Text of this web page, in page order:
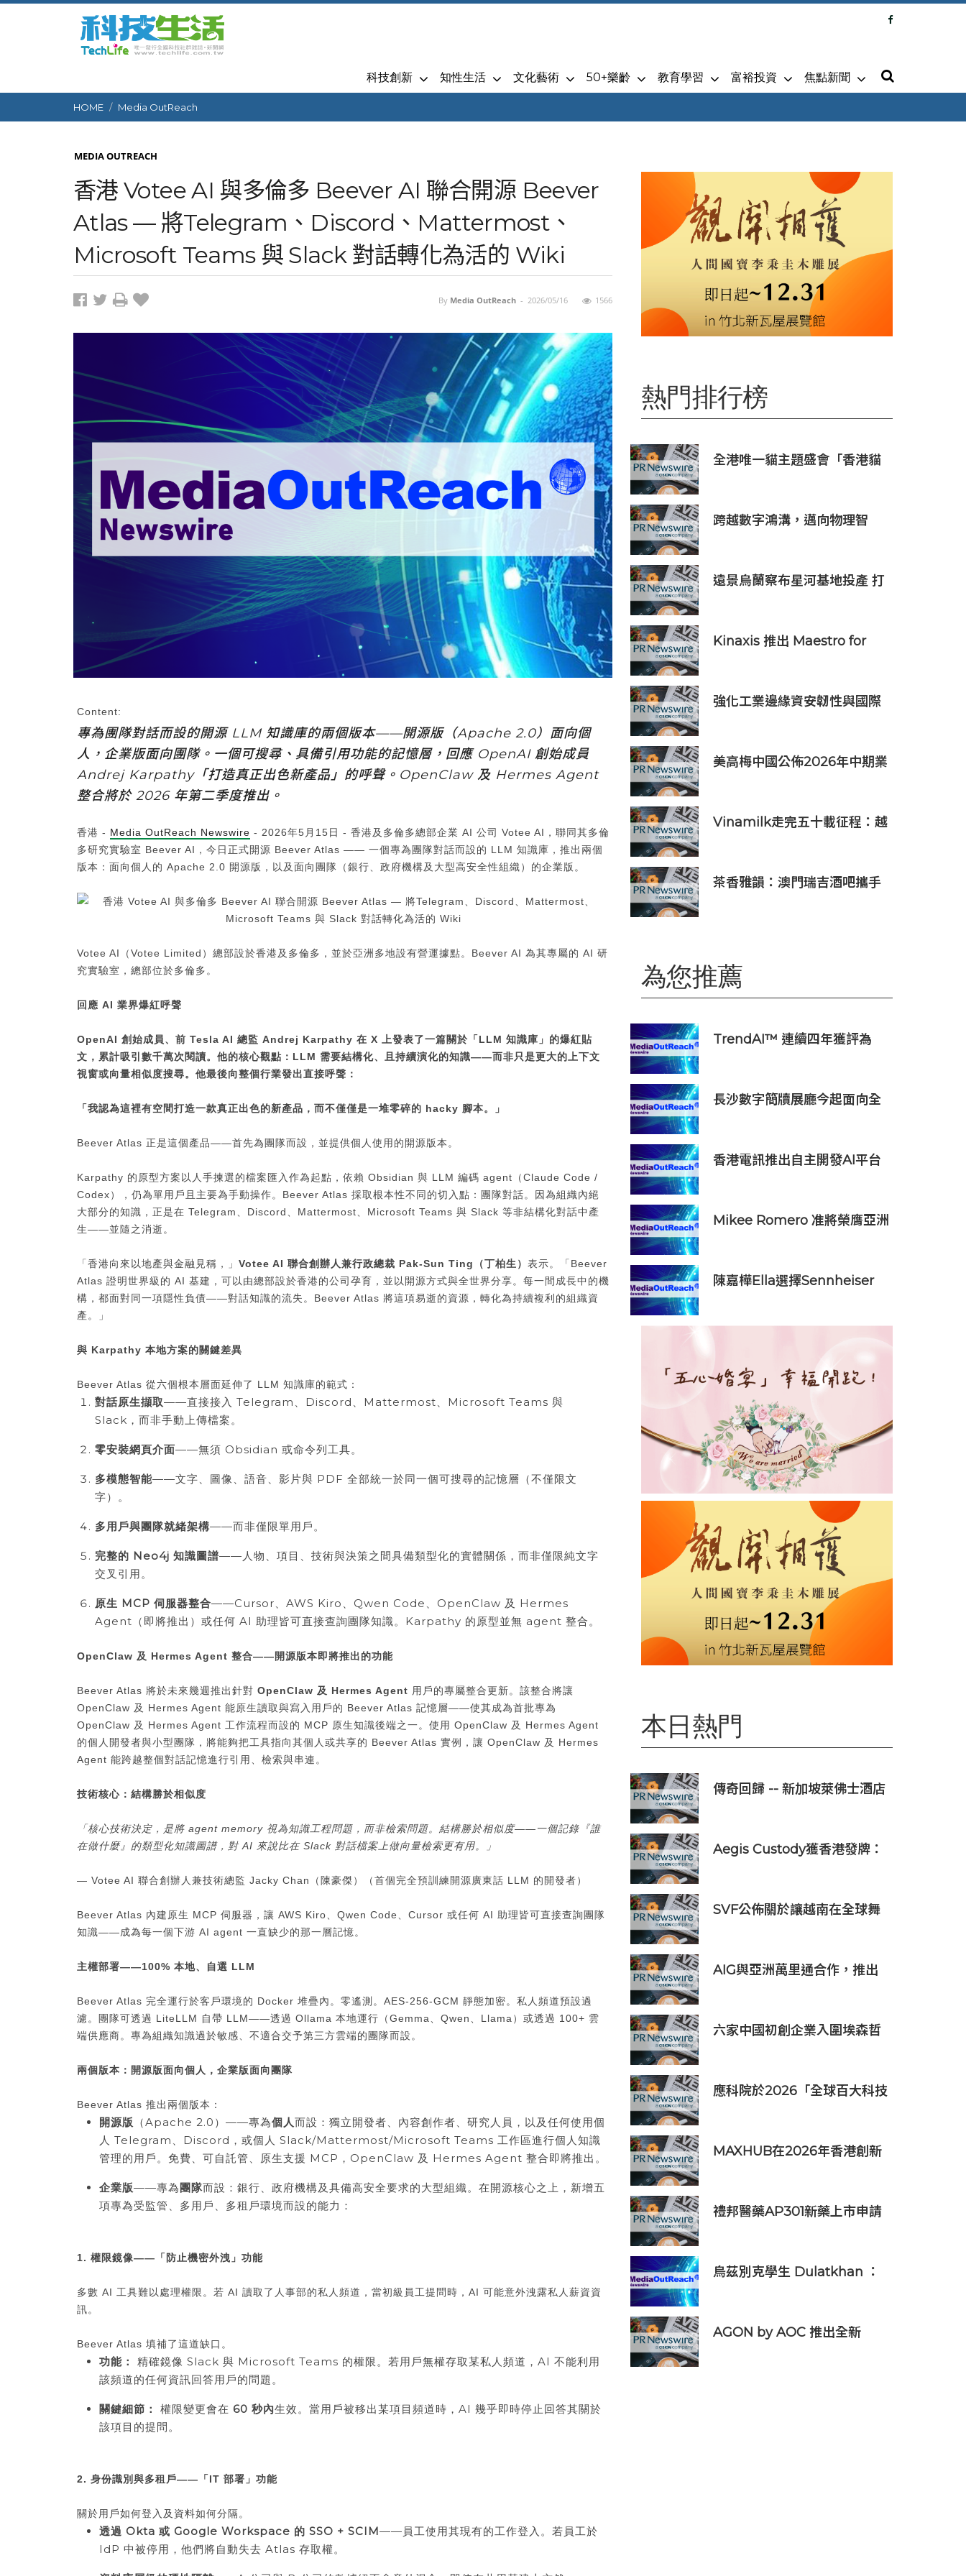
科技創新 知性生活 文化藝術 50+樂齡 教育學習 富裕投資 焦點新聞
HOME Media OutReach
MEDIA OUTREACH
香港 Votee AI 與多倫多 Beever AI 聯合開源 Beever
Atlas — 將Telegram、Discord、Mattermost、
Microsoft Teams 與 Slack 對話轉化為活的 Wiki
By Media OutReach - 2026/05/16 1566
Content:
專為團隊對話而設的開源 LLM 知識庫的兩個版本——開源版（Apache 2.0）面向個
人，企業版面向團隊。一個可搜尋、具備引用功能的記憶層，回應 OpenAI 創始成員
Andrej Karpathy「打造真正出色新產品」的呼聲。OpenClaw 及 Hermes Agent
整合將於 2026 年第二季度推出。
香港 - Media OutReach Newswire - 2026年5月15日 - 香港及多倫多總部企業 AI 公司 Votee AI，聯同其多倫
多研究實驗室 Beever AI，今日正式開源 Beever Atlas —— 一個專為團隊對話而設的 LLM 知識庫，推出兩個
版本：面向個人的 Apache 2.0 開源版，以及面向團隊（銀行、政府機構及大型高安全性組織）的企業版。
Votee AI（Votee Limited）總部設於香港及多倫多，並於亞洲多地設有營運據點。Beever AI 為其專屬的 AI 研
究實驗室，總部位於多倫多。
回應 AI 業界爆紅呼聲
OpenAI 創始成員、前 Tesla AI 總監 Andrej Karpathy 在 X 上發表了一篇關於「LLM 知識庫」的爆紅貼
文，累計吸引數千萬次閱讀。他的核心觀點： LLM 需要結構化、且持續演化的知識——而非只是更大的上下文
視窗或向量相似度搜尋。他最後向整個行業發出直接呼聲：
「我認為這裡有空間打造一款真正出色的新產品，而不僅僅是一堆零碎的 hacky 腳本。」
Beever Atlas 正是這個產品——首先為團隊而設，並提供個人使用的開源版本。
Karpathy 的原型方案以人手揀選的檔案匯入作為起點，依賴 Obsidian 與 LLM 編碼 agent（Claude Code /
Codex），仍為單用戶且主要為手動操作。Beever Atlas 採取根本性不同的切入點：團隊對話。因為組織內絕
大部分的知識，正是在 Telegram、Discord、Mattermost、Microsoft Teams 與 Slack 等非結構化對話中產
生——並隨之消逝。
「香港向來以地產與金融見稱，」 Votee AI 聯合創辦人兼行政總裁 Pak-Sun Ting （丁柏生） 表示。「Beever
Atlas 證明世界級的 AI 基建，可以由總部設於香港的公司孕育，並以開源方式與全世界分享。每一間成長中的機
構，都面對同一項隱性負債——對話知識的流失。Beever Atlas 將這項易逝的資源，轉化為持續複利的組織資
產。」
與 Karpathy 本地方案的關鍵差異
Beever Atlas 從六個根本層面延伸了 LLM 知識庫的範式：
對話原生擷取——直接接入 Telegram、Discord、Mattermost、Microsoft Teams 與
Slack，而非手動上傳檔案。
零安裝網頁介面——無須 Obsidian 或命令列工具。
多模態智能——文字、圖像、語音、影片與 PDF 全部統一於同一個可搜尋的記憶層（不僅限文
字）。
多用戶與團隊就緒架構——而非僅限單用戶。
完整的 Neo4j 知識圖譜——人物、項目、技術與決策之間具備類型化的實體關係，而非僅限純文字
交叉引用。
原生 MCP 伺服器整合——Cursor、AWS Kiro、Qwen Code、OpenClaw 及 Hermes
Agent（即將推出）或任何 AI 助理皆可直接查詢團隊知識。Karpathy 的原型並無 agent 整合。
OpenClaw 及 Hermes Agent 整合——開源版本即將推出的功能
Beever Atlas 將於未來幾週推出針對 OpenClaw 及 Hermes Agent 用戶的專屬整合更新。該整合將讓
OpenClaw 及 Hermes Agent 能原生讀取與寫入用戶的 Beever Atlas 記憶層——使其成為首批專為
OpenClaw 及 Hermes Agent 工作流程而設的 MCP 原生知識後端之一。使用 OpenClaw 及 Hermes Agent
的個人開發者與小型團隊，將能夠把工具指向其個人或共享的 Beever Atlas 實例，讓 OpenClaw 及 Hermes
Agent 能跨越整個對話記憶進行引用、檢索與串連。
技術核心：結構勝於相似度
「核心技術決定，是將 agent memory 視為知識工程問題，而非檢索問題。結構勝於相似度——一個記錄『誰
在做什麼』的類型化知識圖譜，對AI 來說比在Slack 對話檔案上做向量檢索更有用。」
— Votee AI 聯合創辦人兼技術總監 Jacky Chan（陳豪傑）（首個完全預訓練開源廣東話 LLM 的開發者）
Beever Atlas 內建原生 MCP 伺服器，讓 AWS Kiro、Qwen Code、Cursor 或任何 AI 助理皆可直接查詢團隊
知識——成為每一個下游 AI agent 一直缺少的那一層記憶。
主權部署——100% 本地、自選 LLM
Beever Atlas 完全運行於客戶環境的 Docker 堆疊內。零遙測。AES-256-GCM 靜態加密。私人頻道預設過
濾。團隊可透過 LiteLLM 自帶 LLM——透過 Ollama 本地運行（Gemma、Qwen、Llama）或透過 100+ 雲
端供應商。專為組織知識過於敏感、不適合交予第三方雲端的團隊而設。
兩個版本：開源版面向個人，企業版面向團隊
Beever Atlas 推出兩個版本：
開源版 （Apache 2.0）——專為個人而設：獨立開發者、內容創作者、研究人員，以及任何使用個
人 Telegram、Discord，或個人 Slack/Mattermost/Microsoft Teams 工作區進行個人知識
管理的用戶。免費、可自託管、原生支援 MCP，OpenClaw 及 Hermes Agent 整合即將推出。
企業版——專為團隊而設：銀行、政府機構及具備高安全要求的大型組織。在開源核心之上，新增五
項專為受監管、多用戶、多租戶環境而設的能力：
1. 權限鏡像——「防止機密外洩」功能
多數 AI 工具難以處理權限。若 AI 讀取了人事部的私人頻道，當初級員工提問時，AI 可能意外洩露私人薪資資
訊。
Beever Atlas 填補了這道缺口。
功能：
精確鏡像 Slack 與 Microsoft Teams 的權限。若用戶無權存取某私人頻道，AI 不能利用
該頻道的任何資訊回答用戶的問題。
關鍵細節： 權限變更會在 60 秒內生效。當用戶被移出某項目頻道時，AI 幾乎即時停止回答其關於
該項目的提問。
2. 身份識別與多租戶——「IT 部署」功能
關於用戶如何登入及資料如何分隔。
透過 Okta 或 Google Workspace 的 SSO + SCIM——員工使用其現有的工作登入。若員工於
IdP 中被停用，他們將自動失去 Atlas 存取權。
熱門排行榜
全港唯一貓主題盛會「香港貓
跨越數字鴻溝，邁向物理智
開放生態聯盟」
遠景烏蘭察布星河基地投產 打
Kinaxis 推出 Maestro for
強化工業邊緣資安韌性與國際
62443-4-2 Security Level 2
工控網路安全證書
美高梅中國公佈2026年中期業
Vinamilk走完五十載征程：越
賀禮
茶香雅韻：澳門瑞吉酒吧攜手
為您推薦
TrendAI™ 連續四年獲評為
長沙數字簡牘展廳今起面向全
香港電訊推出自主開發AI平台
AI」
Mikee Romero 准將榮膺亞洲
陳嘉樺Ella選擇Sennheiser
本日熱門
傳奇回歸 -- 新加坡萊佛士酒店
Aegis Custody獲香港發牌：
SVF公佈關於讓越南在全球舞
AIG與亞洲萬里通合作，推出
六家中國初創企業入圍埃森哲
應科院於2026「全球百大科技
MAXHUB在2026年香港創新
禮邦醫藥AP301新藥上市申請
烏茲別克學生 Dulatkhan ：
AGON by AOC 推出全新